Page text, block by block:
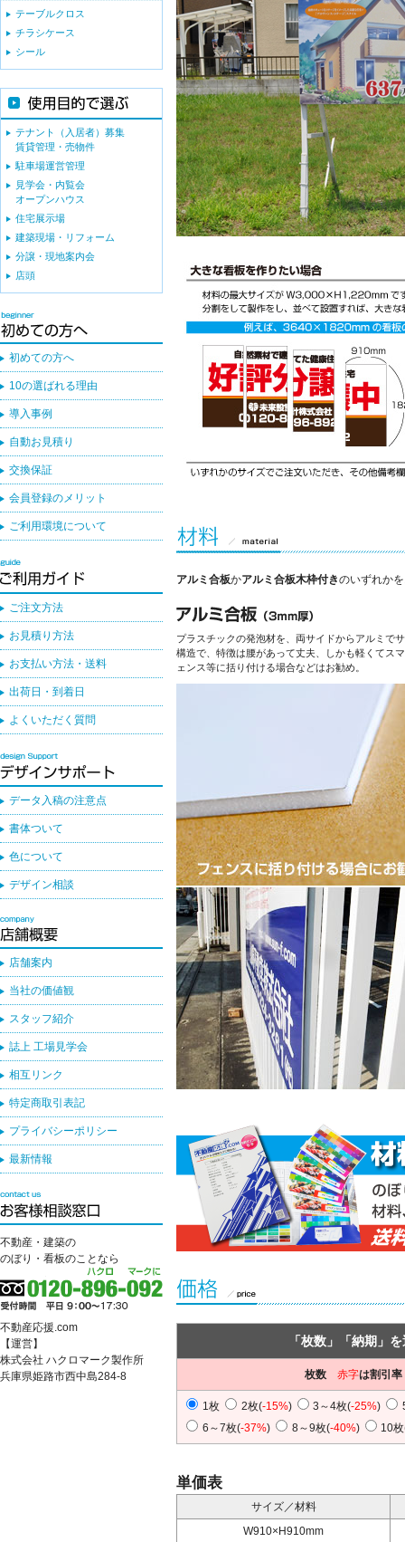
アルミ合板かアルミ合板木枠付きのいずれか
プラスチックの発泡材を、両サイドからアルミで
構造で、特徴は腰があって丈夫、しかも軽くてス
ェンス等に括り付ける場合などはお勧め。
「枚数」「納期」
枚数 赤字は割引率
1枚 2枚(-15%) 3～4枚(-25%)
6～7枚(-37%) 8～9枚(-40%) 10
単価表
サイズ／材料
W910×H910mm
テーブルクロス
チラシケース
シール
テナント（入居者）募集
賃貸管理・売物件
駐車場運営管理
見学会・内覧会
オープンハウス
住宅展示場
建築現場・リフォーム
分譲・現地案内会
店頭
初めての方へ
10の選ばれる理由
導入事例
自動お見積り
交換保証
会員登録のメリット
ご利用環境について
ご注文方法
お見積り方法
お支払い方法・送料
出荷日・到着日
よくいただく質問
データ入稿の注意点
書体ついて
色について
デザイン相談
店舗案内
当社の価値観
スタッフ紹介
誌上 工場見学会
相互リンク
特定商取引表記
プライバシーポリシー
最新情報
不動産・建築の
のぼり・看板のことなら
不動産応援.com
【運営】
株式会社 ハクロマーク製作所
兵庫県姫路市西中島284-8